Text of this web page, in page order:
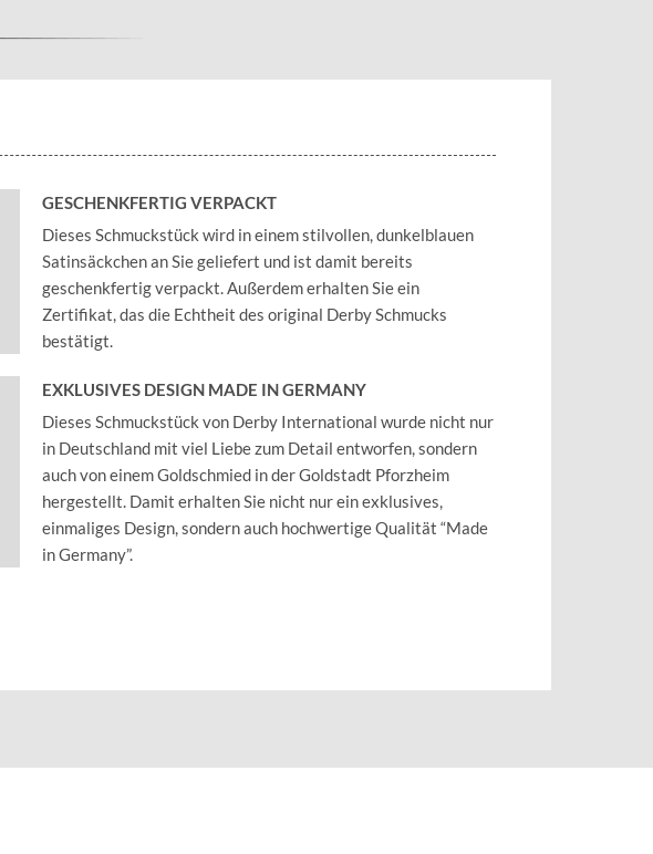
GESCHENKFERTIG VERPACKT
Dieses Schmuckstück wird in einem stilvollen, dunkelblauen
Satinsäckchen an Sie geliefert und ist damit bereits
geschenkfertig verpackt. Außerdem erhalten Sie ein
Zertifikat, das die Echtheit des original Derby Schmucks
bestätigt.
EXKLUSIVES DESIGN MADE IN GERMANY
Dieses Schmuckstück von Derby International wurde nicht nur
in Deutschland mit viel Liebe zum Detail entworfen, sondern
auch von einem Goldschmied in der Goldstadt Pforzheim
hergestellt. Damit erhalten Sie nicht nur ein exklusives,
einmaliges Design, sondern auch hochwertige Qualität “Made
in Germany”.